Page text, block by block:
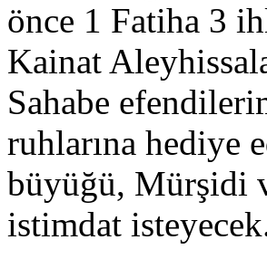
önce 1 Fatiha 3
Kainat
Sahabe
ruhlarına hediye
büyüğü, Mürşidi
istimdat